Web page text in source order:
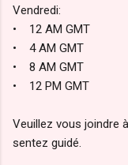
Vendredi:
• 12 AM GMT
• 4 AM GMT
• 8 AM GMT
• 12 PM GMT
Veuillez vous joindre
sentez guidé.